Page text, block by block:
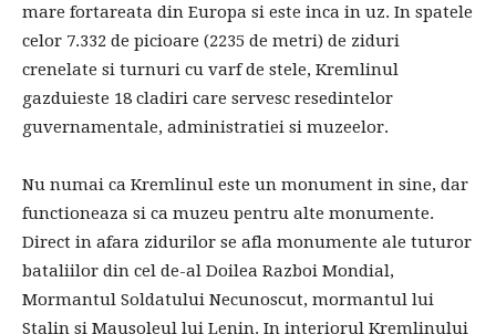
mare fortareata din Europa si este inca in uz. In spatele
celor 7.332 de picioare (2235 de metri) de ziduri
crenelate si turnuri cu varf de stele, Kremlinul
gazduieste 18 cladiri care servesc resedintelor
guvernamentale, administratiei si muzeelor.
Nu numai ca Kremlinul este un monument in sine, dar
functioneaza si ca muzeu pentru alte monumente.
Direct in afara zidurilor se afla monumente ale tuturor
bataliilor din cel de-al Doilea Razboi Mondial,
Mormantul Soldatului Necunoscut, mormantul lui
Stalin si Mausoleul lui Lenin. In interiorul Kremlinului